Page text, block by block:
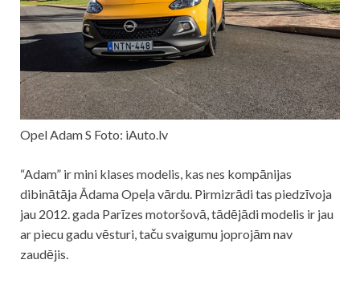
Opel Adam S Foto: iAuto.lv
“Adam” ir mini klases modelis, kas nes kompānijas
dibinātāja Ādama Opeļa vārdu. Pirmizrādi tas piedzīvoja
jau 2012. gada Parīzes motoršovā, tādējādi modelis ir jau
ar piecu gadu vēsturi, taču svaigumu joprojām nav
zaudējis.